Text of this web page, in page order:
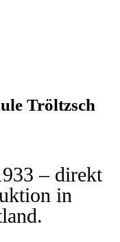
Tröltzsch
– direkt
in